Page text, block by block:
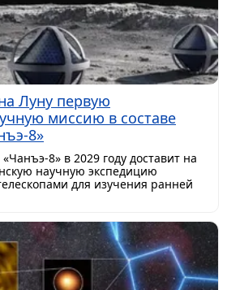
Луну первую
миссию в составе
8»
8» в 2029 году доставит на
научную экспедицию
для изучения ранней